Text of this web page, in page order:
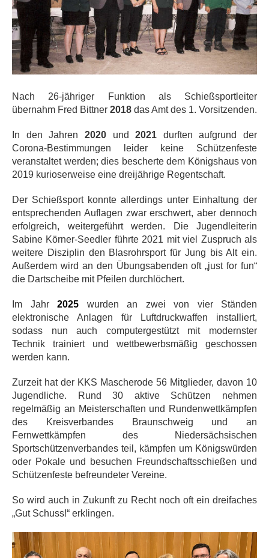
Nach 26-jähriger Funktion als Schießsportleiter
übernahm Fred Bittner 2018 das Amt des 1. Vorsitzenden.
In den Jahren 2020und2021 durften aufgrund der
Corona-Bestimmungen leider keine Schützenfeste
veranstaltet werden; dies bescherte dem Königshaus von
2019 kurioserweise eine dreijährige Regentschaft.
Der Schießsport konnte allerdings unter Einhaltung der
entsprechenden Auflagen zwar erschwert, aber dennoch
erfolgreich, weitergeführt werden. Die Jugendleiterin
Sabine Körner-Seedler führte 2021 mit viel Zuspruch als
weitere Disziplin den Blasrohrsport für Jung bis Alt ein.
Außerdem wird an den Übungsabenden oft „just for fun“
die Dartscheibe mit Pfeilen durchlöchert.
Im Jahr 2025 wurden an zwei von vier Ständen
elektronische Anlagen für Luftdruckwaffen installiert,
sodass nun auch computergestützt mit modernster
Technik trainiert und wettbewerbsmäßig geschossen
werden kann.
Zurzeit hat der KKS Mascherode 56 Mitglieder, davon 10
Jugendliche. Rund 30 aktive Schützen nehmen
regelmäßig an Meisterschaften und Rundenwettkämpfen
des Kreisverbandes Braunschweig und an
Fernwettkämpfen des Niedersächsischen
Sportschützenverbandes teil, kämpfen um Königswürden
oder Pokale und besuchen Freundschaftsschießen und
Schützenfeste befreundeter Vereine.
So wird auch in Zukunft zu Recht noch oft ein dreifaches
„Gut Schuss!“ erklingen.